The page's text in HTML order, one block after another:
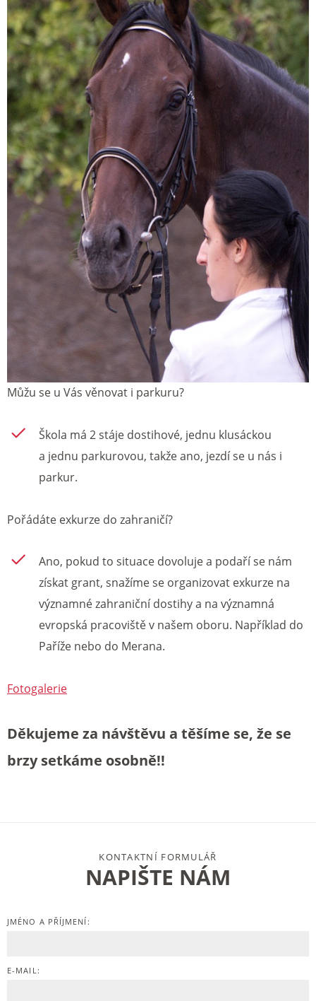
Můžu se u Vás věnovat i parkuru?
Škola má 2 stáje dostihové, jednu klusáckou
a jednu parkurovou, takže ano, jezdí se u nás i
parkur.
Pořádáte exkurze do zahraničí?
Ano, pokud to situace dovoluje a podaří se nám
získat grant, snažíme se organizovat exkurze na
významné zahraniční dostihy a na významná
evropská pracoviště v našem oboru. Například do
Paříže nebo do Merana.
Fotogalerie
Děkujeme za návštěvu a těšíme se, že se
brzy setkáme osobně!!
NAPIŠTE NÁM
KONTAKTNÍ FORMULÁŘ
JMÉNO A PŘÍJMENÍ:
E-MAIL: